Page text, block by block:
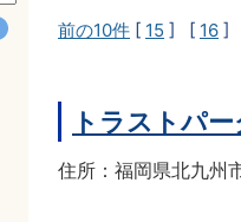
前の10件 [ 15 ] [ 16 ]
トラストパ
住所：福岡県北九州